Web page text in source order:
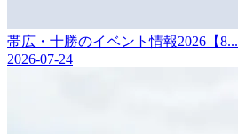
帯広・十勝のイベント情報2026【8...
2026-07-24